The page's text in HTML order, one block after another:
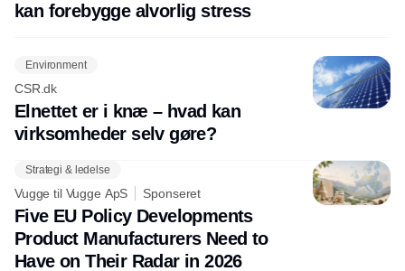
kan forebygge alvorlig stress
Environment
CSR.dk
Elnettet er i knæ – hvad kan
virksomheder selv gøre?
Strategi & ledelse
Vugge til Vugge ApS Sponseret
Five EU Policy Developments
Product Manufacturers Need to
Have on Their Radar in 2026